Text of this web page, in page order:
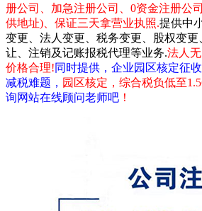
册公司、加急注册公司、0资金注册公
供地址)、保证三天拿营业执照.提供中
变更、法人变更、税务变更、股权变
让、注销及记账报税代理等业务.法人
价格合理!同时提供，企业园区核定征
减税难题， 园区核定，综合税负低至
询网站在线顾问老师吧 ！